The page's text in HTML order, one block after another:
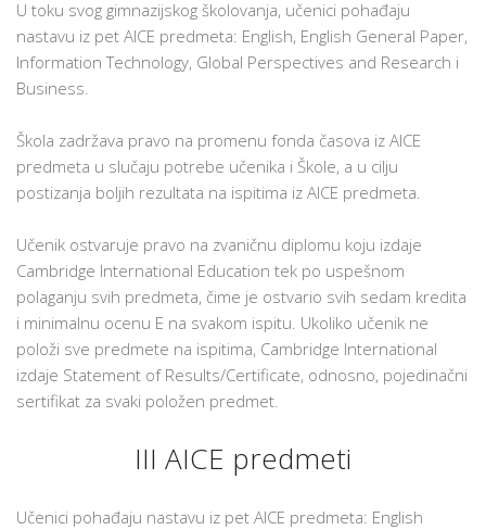
U toku svog gimnazijskog školovanja, učenici pohađaju
nastavu iz pet AICE predmeta: English, English General Paper,
Information Technology, Global Perspectives and Research i
Business.
Škola zadržava pravo na promenu fonda časova iz AICE
predmeta u slučaju potrebe učenika i Škole, a u cilju
postizanja boljih rezultata na ispitima iz AICE predmeta.
Učenik ostvaruje pravo na zvaničnu diplomu koju izdaje
Cambridge International Education tek po uspešnom
polaganju svih predmeta, čime je ostvario svih sedam kredita
i minimalnu ocenu E na svakom ispitu. Ukoliko učenik ne
položi sve predmete na ispitima, Cambridge International
izdaje Statement of Results/Certificate, odnosno, pojedinačni
sertifikat za svaki položen predmet.
III AICE predmeti
Učenici pohađaju nastavu iz pet AICE predmeta: English